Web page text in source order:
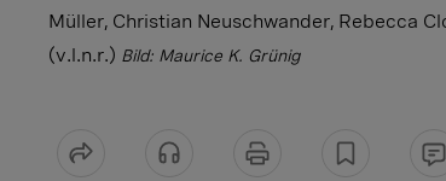
Müller, Christian Neuschwander, Rebecca
(v.l.n.r.) Bild: Maurice K. Grünig